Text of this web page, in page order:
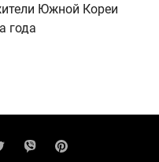
Южной Кореи
года